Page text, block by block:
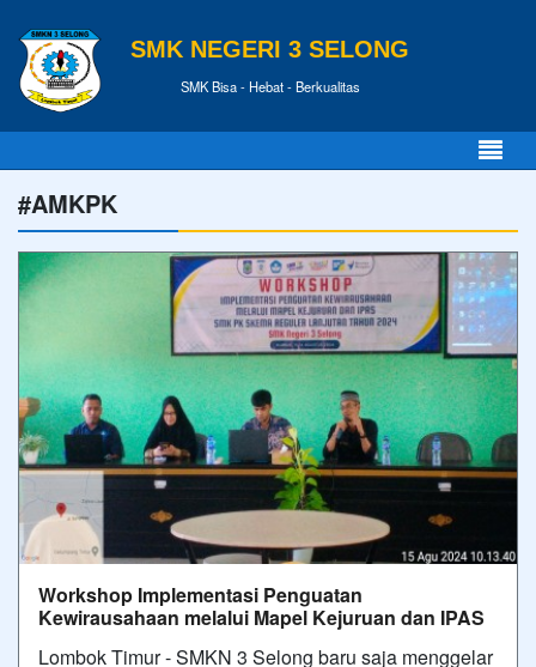
SMK NEGERI 3 SELONG
SMK Bisa - Hebat - Berkualitas
#AMKPK
Workshop Implementasi Penguatan
Kewirausahaan melalui Mapel Kejuruan dan IPAS
Lombok Timur - SMKN 3 Selong baru saja menggelar